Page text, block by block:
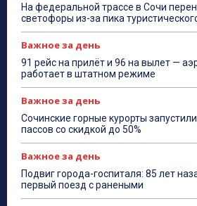
На федеральной трассе в Сочи
светофоры из-за пика
Важное за день
91 рейс на прилёт и 96 на вылет —
работает в штатном режиме
Важное за день
Сочинские горные курорты
пассов со скидкой до 50%
Важное за день
Подвиг города-госпиталя: 85 лет
первый поезд с ранеными